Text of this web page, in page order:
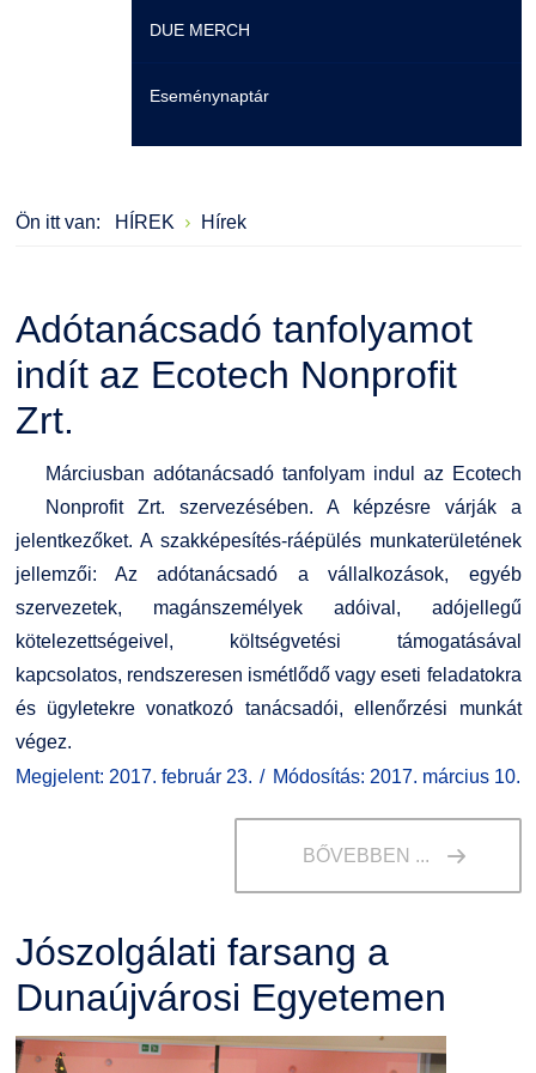
Moodle
Átjelentkezőknek
Karrier
EHÖK
Kiemelt ösztöndíjak
Nemzetközi Lehetőségek
Szolgáltatások
Kerpely Antal Szakkollégium KASZK
Könyvtár
Szakmentori rendszer
Felnőttképzés
HASIT
Átjelentkezőknek
Kapcsolat
Online Studium
Atomerőművi Képzési Bázis
Családbarát Szolgáltató
Dokumentumok
Érdekvédelmi testületek
Szervezeti felépítés
Szabályzatok
Díjak, elismerések
Telefonkönyv
Intézményi és Tanulmányi Tájékoztató
Együttműködő partnereink
DUE MERCH
Eseménynaptár
Ön itt van: HÍREK Hírek
Adótanácsadó tanfolyamot
indít az Ecotech Nonprofit
Zrt.
Márciusban adótanácsadó tanfolyam indul az Ecotech
Nonprofit Zrt. szervezésében. A képzésre várják a
jelentkezőket. A szakképesítés-ráépülés munkaterületének
jellemzői: Az adótanácsadó a vállalkozások, egyéb
szervezetek, magánszemélyek adóival, adójellegű
kötelezettségeivel, költségvetési támogatásával
kapcsolatos, rendszeresen ismétlődő vagy eseti feladatokra
és ügyletekre vonatkozó tanácsadói, ellenőrzési munkát
végez.
Megjelent: 2017. február 23.
Módosítás: 2017. március 10.
BŐVEBBEN ...
Jószolgálati farsang a
Dunaújvárosi Egyetemen